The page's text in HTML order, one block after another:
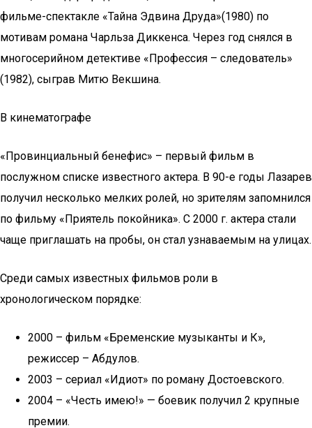
фильме-спектакле «Тайна Эдвина Друда»(1980) по
мотивам романа Чарльза Диккенса. Через год снялся в
многосерийном детективе «Профессия – следователь»
(1982), сыграв Митю Векшина.
В кинематографе
«Провинциальный бенефис» – первый фильм в
послужном списке известного актера. В 90-е годы Лазарев
получил несколько мелких ролей, но зрителям запомнился
по фильму «Приятель покойника». С 2000 г. актера стали
чаще приглашать на пробы, он стал узнаваемым на улицах.
Среди самых известных фильмов роли в
хронологическом порядке:
2000 – фильм «Бременские музыканты и К»,
режиссер – Абдулов.
2003 – сериал «Идиот» по роману Достоевского.
2004 – «Честь имею!» — боевик получил 2 крупные
премии.